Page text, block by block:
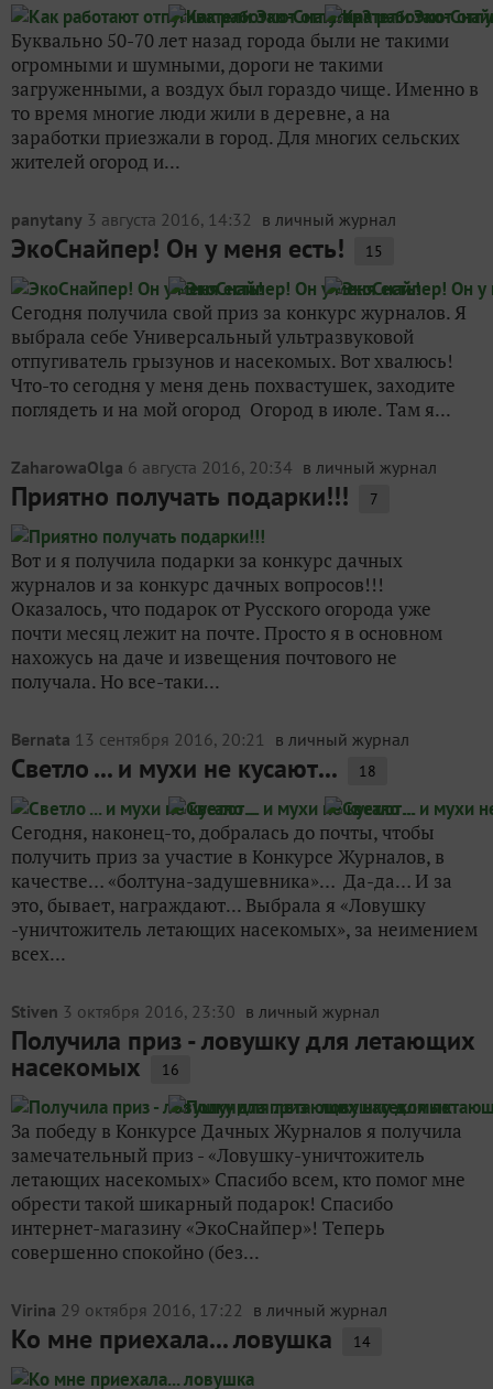
Буквально 50-70 лет назад города были не такими
огромными и шумными, дороги не такими
загруженными, а воздух был гораздо чище. Именно в
то время многие люди жили в деревне, а на
заработки приезжали в город. Для многих сельских
жителей огород и...
panytany 3 августа 2016, 14:32 в личный журнал
ЭкоСнайпер! Он у меня есть! 15
Сегодня получила свой приз за конкурс журналов. Я
выбрала себе Универсальный ультразвуковой
отпугиватель грызунов и насекомых. Вот хвалюсь!
Что-то сегодня у меня день похвастушек, заходите
поглядеть и на мой огород Огород в июле. Там я...
ZaharowaOlga 6 августа 2016, 20:34 в личный журнал
Приятно получать подарки!!! 7
Вот и я получила подарки за конкурс дачных
журналов и за конкурс дачных вопросов!!!
Оказалось, что подарок от Русского огорода уже
почти месяц лежит на почте. Просто я в основном
нахожусь на даче и извещения почтового не
получала. Но все-таки...
Bernata 13 сентября 2016, 20:21 в личный журнал
Светло ... и мухи не кусают... 18
Сегодня, наконец-то, добралась до почты, чтобы
получить приз за участие в Конкурсе Журналов, в
качестве… «болтуна-задушевника»… Да-да… И за
это, бывает, награждают... Выбрала я «Ловушку
-уничтожитель летающих насекомых», за неимением
всех...
Stiven 3 октября 2016, 23:30 в личный журнал
Получила приз - ловушку для летающих
насекомых 16
За победу в Конкурсе Дачных Журналов я получила
замечательный приз - «Ловушку-уничтожитель
летающих насекомых» Спасибо всем, кто помог мне
обрести такой шикарный подарок! Спасибо
интернет-магазину «ЭкоСнайпер»! Теперь
совершенно спокойно (без...
Virina 29 октября 2016, 17:22 в личный журнал
Ко мне приехала... ловушка 14